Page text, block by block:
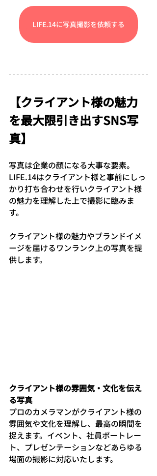
LIFE.14に写真撮影を依頼する
【クライアント様の魅力
を最大限引き出すSNS写
真】
写真は企業の顔になる大事な要素。
LIFE.14はクライアント様と事前にしっ
かり打ち合わせを行いクライアント様
の魅力を理解した上で撮影に臨みま
す。
クライアント様の魅力やブランドイメ
ージを届けるワンランク上の写真を提
供します。
クライアント様の雰囲気・文化を伝え
る写真
プロのカメラマンがクライアント様の
雰囲気や文化を理解し、最高の瞬間を
捉えます。イベント、社員ポートレー
ト、プレゼンテーションなどあらゆる
場面の撮影に対応いたします。